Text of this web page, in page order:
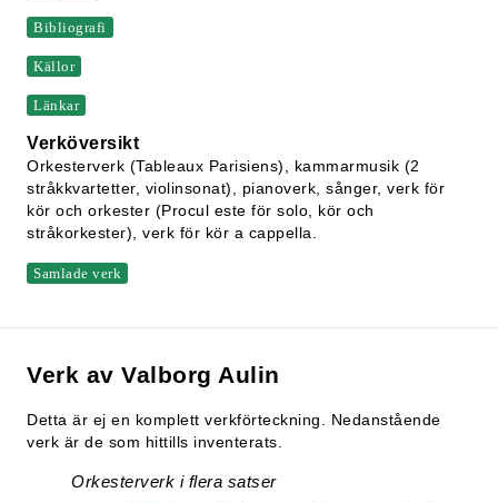
Bibliografi
Källor
Länkar
Verköversikt
Orkesterverk (Tableaux Parisiens), kammarmusik (2
stråkkvartetter, violinsonat), pianoverk, sånger, verk för
kör och orkester (Procul este för solo, kör och
stråkorkester), verk för kör a cappella.
Samlade verk
Verk av Valborg Aulin
Detta är ej en komplett verkförteckning. Nedanstående
verk är de som hittills inventerats.
Orkesterverk i flera satser